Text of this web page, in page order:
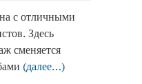
с отличными
Здесь
сменяется
(далее…)